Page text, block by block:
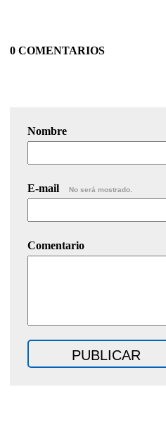
0 COMENTARIOS
Nombre
E-mail No será mostrado.
Comentario